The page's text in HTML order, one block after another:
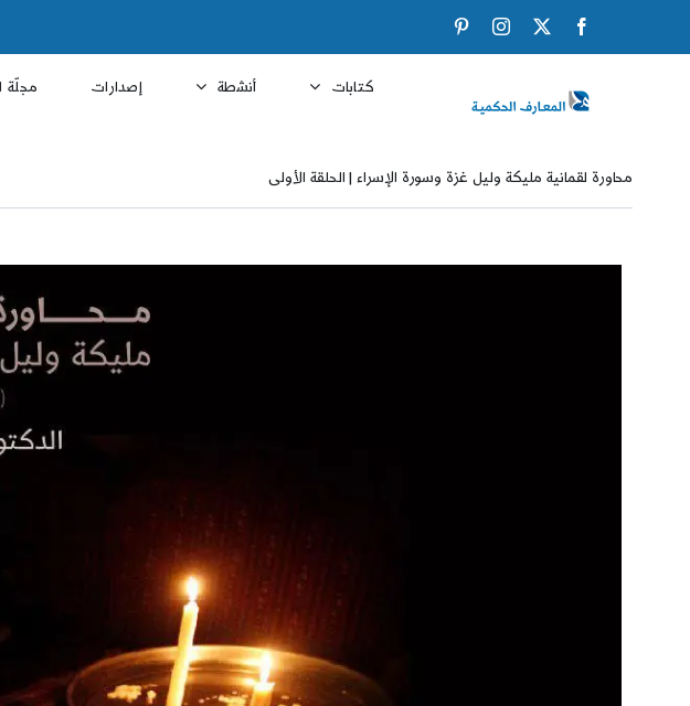
Facebook
X
Instagram
كتابات أنشطة إصدارات مجلّة
محاورة لقمانية مليكة وليل غزة وسورة الإسراء | الحلقة الأولى